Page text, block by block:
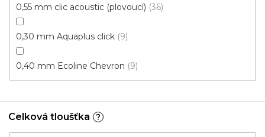
0,55 mm clic acoustic (plovoucí) 36
0,30 mm Aquaplus click 9
0,40 mm Ecoline Chevron 9
Celková tloušťka ?
Vinylová podlaha PALLADIUM 40 French Oak
GreyDoprodej
599 Kč